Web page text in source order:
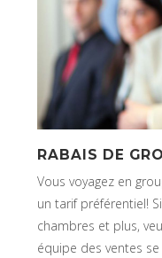
RABAIS DE
Vous voyagez en
un tarif préférentiel!
chambres et plus,
équipe des ventes